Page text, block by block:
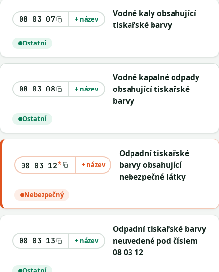
08 03 07 + název
Vodné kaly obsahující
tiskařské barvy
Ostatní
08 03 08 + název
Vodné kapalné odpady
obsahující tiskařské
barvy
Ostatní
08 03 12* + název
Odpadní tiskařské
barvy obsahující
nebezpečné látky
Nebezpečný
08 03 13 + název
Odpadní tiskařské barvy
neuvedené pod číslem
08 03 12